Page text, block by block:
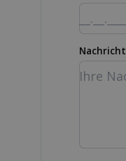
Nachricht